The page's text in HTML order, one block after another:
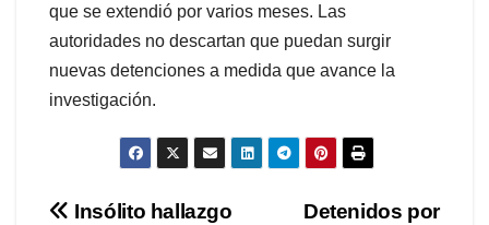
que se extendió por varios meses. Las
autoridades no descartan que puedan surgir
nuevas detenciones a medida que avance la
investigación.
Detenidos por
Insólito hallazgo